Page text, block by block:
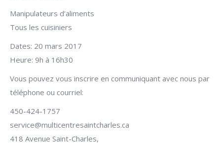
Manipulateurs d’aliments
Tous les cuisiniers
Dates: 20 mars 2017
Heure: 9h à 16h30
Vous pouvez vous inscrire en communiquant avec nous par
téléphone ou courriel:
450-424-1757
service@multicentresaintcharles.ca
418 Avenue Saint-Charles,